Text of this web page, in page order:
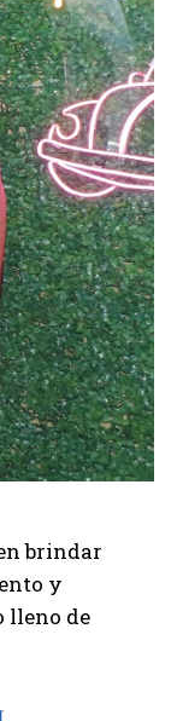
brindar
y
lleno de